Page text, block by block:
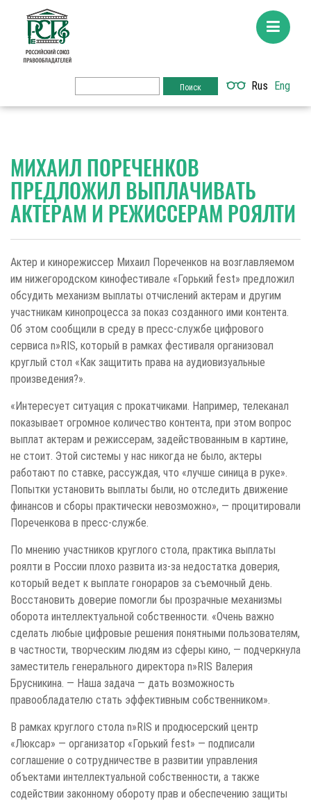
Rus Eng
МИХАИЛ ПОРЕЧЕНКОВ
ПРЕДЛОЖИЛ ВЫПЛАЧИВАТЬ
АКТЕРАМ И РЕЖИССЕРАМ РОЯЛТИ
Актер и кинорежиссер Михаил Пореченков на возглавляемом
им нижегородском кинофестивале «Горький fest» предложил
обсудить механизм выплаты отчислений актерам и другим
участникам кинопроцесса за показ созданного ими контента.
Об этом сообщили в среду в пресс-службе цифрового
сервиса n»RIS, который в рамках фестиваля организовал
круглый стол «Как защитить права на аудиовизуальные
произведения?».
«Интересует ситуация с прокатчиками. Например, телеканал
показывает огромное количество контента, при этом вопрос
выплат актерам и режиссерам, задействованным в картине,
не стоит. Этой системы у нас никогда не было, актеры
работают по ставке, рассуждая, что «лучше синица в руке».
Попытки установить выплаты были, но отследить движение
финансов и сборы практически невозможно», — процитировали
Пореченкова в пресс-службе.
По мнению участников круглого стола, практика выплаты
роялти в России плохо развита из-за недостатка доверия,
который ведет к выплате гонораров за съемочный день.
Восстановить доверие помогли бы прозрачные механизмы
оборота интеллектуальной собственности. «Очень важно
сделать любые цифровые решения понятными пользователям,
в частности, творческим людям из сферы кино, — подчеркнула
заместитель генерального директора n»RIS Валерия
Брусникина. — Наша задача — дать возможность
правообладателю стать эффективным собственником».
В рамках круглого стола n»RIS и продюсерский центр
«Люксар» — организатор «Горький fest» — подписали
соглашение о сотрудничестве в развитии управления
объектами интеллектуальной собственности, а также
содействии законному обороту прав и обеспечению защиты